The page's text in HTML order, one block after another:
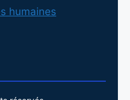
humaines